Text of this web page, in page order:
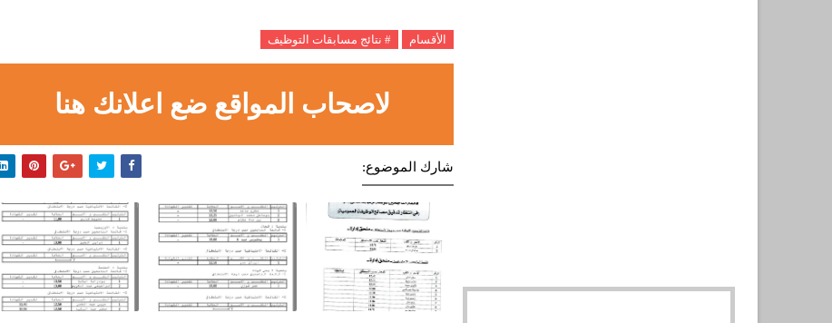
الأقسام # نتائج مسابقات التوظيف
لاصحاب المواقع ضع اعلانك هنا
شارك الموضوع: